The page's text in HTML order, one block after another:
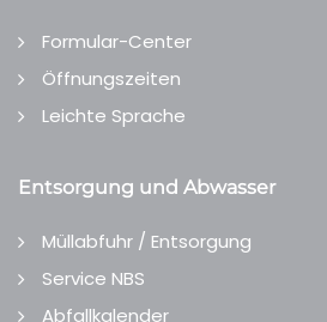
Formular-Center
Öffnungszeiten
Leichte Sprache
Entsorgung und Abwasser
Müllabfuhr / Entsorgung
Service NBS
Abfallkalender